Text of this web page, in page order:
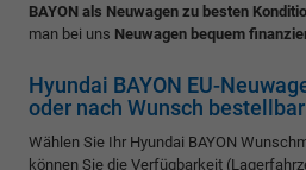
BAYON als Neuwagen zu besten
man bei uns Neuwagen bequem
Hyundai BAYON EU-
oder nach Wunsch
Wählen Sie Ihr Hyundai BAYON
können Sie die Verfügbarkeit